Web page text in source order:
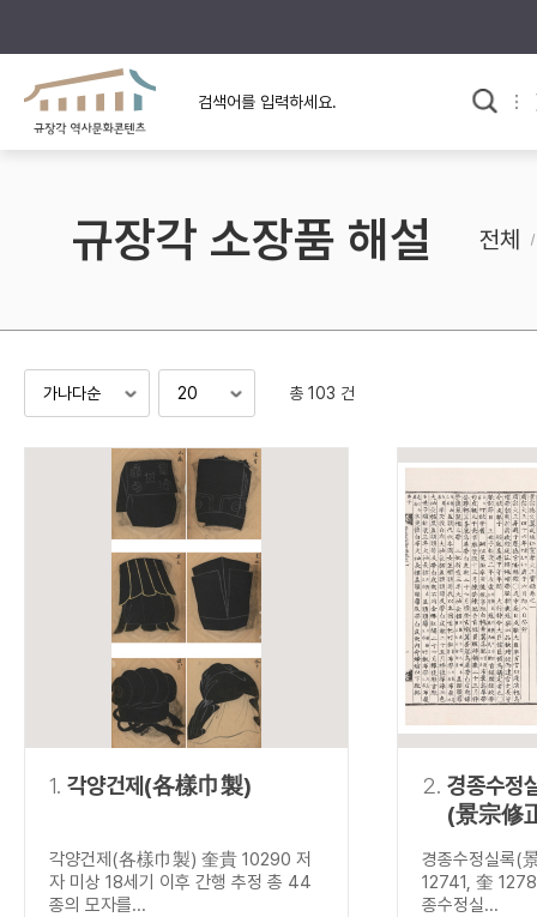
규장각의 어제와 오늘
규장각 소개영상
사료와 문학으로 본
고대
고려
조선 후기
검색 연산자 사용안내
연산자
AND
“정조”와 “정약
색
OR “정조” 또는 “정
NOT
“정조”가 나온
료를 검색
동시에 여러 개의 연산자를 사용할 수 있습니다.
규장각 소장품 해설 전체
총 103 건
1. 각양건제(各樣巾製)
각양건제(各樣巾製) 奎貴 10290 저
자 미상 18세기 이후 간행 추정 총 44
종의 모자를...
2. 경종수정
(景宗修
경종수정실록(
12741, 奎
종수정실...